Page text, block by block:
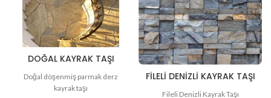
DOĞAL KAYRAK TAŞI
Doğal döşenmiş parmak derz
kayrak taşı
FILELI DENIZLI KAYRAK TAŞI
Fileli Denizli Kayrak Taşı